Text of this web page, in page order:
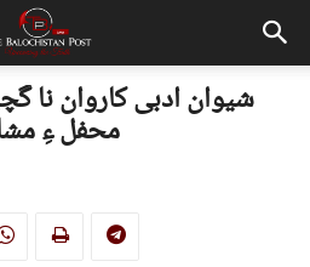
شیوان ادبی کاروان نا
محفل ءِ